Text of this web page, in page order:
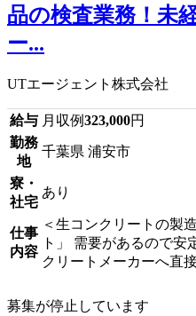
品の検査業務！未
ー...
UTエージェント株式会社
給与 月収例323,000円
勤務
地
千葉県 浦安市
寮・
社宅
あり
仕事
内容
＜生コンクリートの製
ト」 需要があるので安
クリートメーカーへ直
募集が停止しています